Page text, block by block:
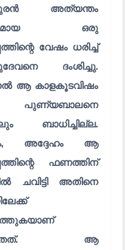
അത്യന്തം
ഒരു
വേഷം ധരിച്ച്
ദംശിച്ചു.
ആ കാളകൂടവിഷം
ബാധിച്ചില്ല.
അദ്ദേഹം ആ
ഫണത്തിന്
ചവിട്ടി അതിനെ
ആ